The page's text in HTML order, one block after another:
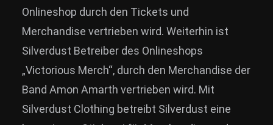
Onlineshop durch den Tickets und
Merchandise vertrieben wird. Weiterhin ist
Silverdust Betreiber des Onlineshops
„Victorious Merch“, durch den Merchandise der
Band Amon Amarth vertrieben wird. Mit
Silverdust Clothing betreibt Silverdust eine